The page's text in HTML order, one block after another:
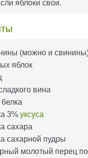
яблоки свои.
(можно и
яблок
вина
3% уксуса
сахара
сахарной пудры
молотый перец по